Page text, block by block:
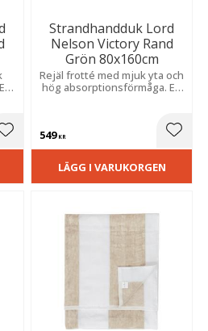
Lägg till i favoriter
Strandhandduk Lord
Nelson Victory Rand
Grön 80x160cm
Rejäl frotté med mjuk yta och
hög absorptionsförmåga. En
549KR
LÄGG I VARUKORGEN